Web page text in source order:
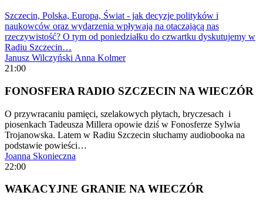
Szczecin, Polska, Europa, Świat - jak decyzje polityków i
naukowców oraz wydarzenia wpływają na otaczającą nas
rzeczywistość? O tym od poniedziałku do czwartku dyskutujemy w
Radiu Szczecin…
Janusz Wilczyński Anna Kolmer
21:00
FONOSFERA RADIO SZCZECIN NA WIECZÓR
O przywracaniu pamięci, szelakowych płytach, bryczesach i
piosenkach Tadeusza Millera opowie dziś w Fonosferze Sylwia
Trojanowska. Latem w Radiu Szczecin słuchamy audiobooka na
podstawie powieści…
Joanna Skonieczna
22:00
WAKACYJNE GRANIE NA WIECZÓR